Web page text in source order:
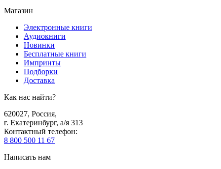
Магазин
Электронные книги
Аудиокниги
Новинки
Бесплатные книги
Импринты
Подборки
Доставка
Как нас найти?
620027, Россия,
г. Екатеринбург, а/я 313
Контактный телефон:
8 800 500 11 67
Написать нам